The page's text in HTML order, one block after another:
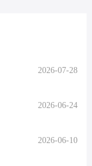
2026-07-28
2026-06-24
2026-06-10